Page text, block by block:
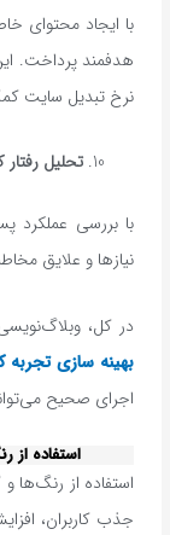
با ایجاد
هدفمند پرداخت.
نرخ تبدیل سایت
تحلیل رفتار
با بررسی عملکرد
نیازها و علایق
در کل،
بهینه سازی تجربه
اجرای صحیح
استفاده
استفاده از رنگ‌ها
جذب کاربران،